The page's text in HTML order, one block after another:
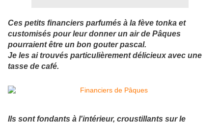
Ces petits financiers parfumés à la fève tonka et
customisés pour leur donner un air de Pâques
pourraient être un bon gouter pascal.
Je les ai trouvés particulièrement délicieux avec une
tasse de café.
Ils sont fondants à l'intérieur, croustillants sur le